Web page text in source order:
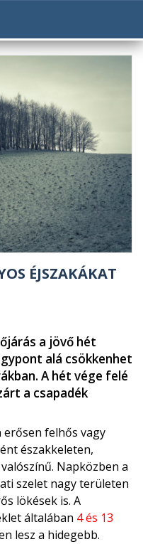
ÉJSZAKÁKAT
a jövő hét
alá csökkenhet
A hét vége felé
a csapadék
erősen felhős vagy
északkeleten,
Napközben a
szelet nagy területen
lökések is. A
általában 4 és 13
lesz a hidegebb.